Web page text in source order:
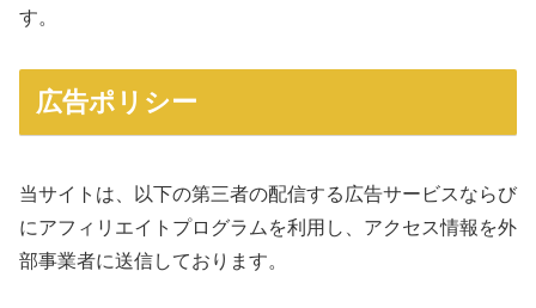
す。
広告ポリシー
当サイトは、以下の第三者の配信する広告サービスならび
にアフィリエイトプログラムを利用し、アクセス情報を外
部事業者に送信しております。